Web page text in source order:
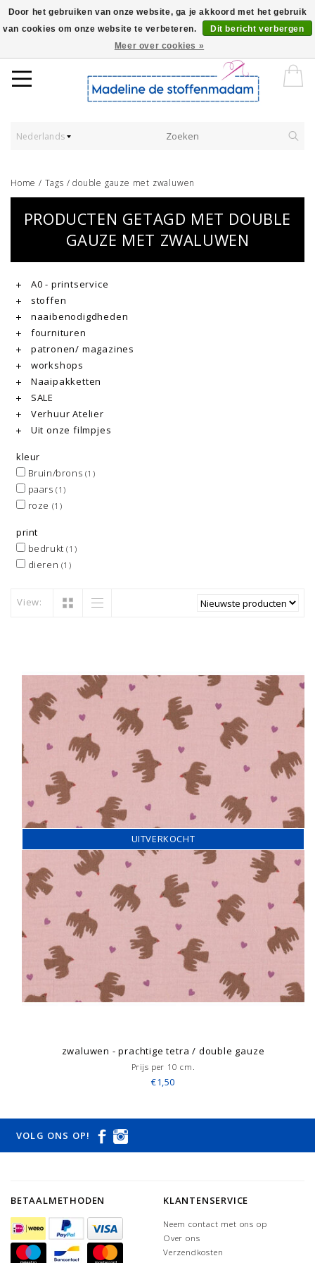
Worldwide Shipping - Onze stoffen worden verkocht per 10 cm.
Nederlands
Home / Tags /double gauze met zwaluwen
PRODUCTEN GETAGD MET DOUBLE
GAUZE MET ZWALUWEN
A0 - printservice
stoffen
naaibenodigdheden
fournituren
patronen/ magazines
workshops
Naaipakketten
SALE
Verhuur Atelier
Uit onze filmpjes
kleur
Bruin/brons (1)
paars(1)
roze (1)
print
bedrukt(1)
dieren (1)
View:
UITVERKOCHT
zwaluwen - prachtige tetra / double gauze
Prijs per 10 cm.
€1,50
VOLG ONS OP!
BETAALMETHODEN KLANTENSERVICE
Neem contact met ons op
Over ons
Verzendkosten
Door het gebruiken van onze website, ga je akkoord met het gebruik
van cookies om onze website te verbeteren.
Dit bericht verbergen
Meer over cookies »